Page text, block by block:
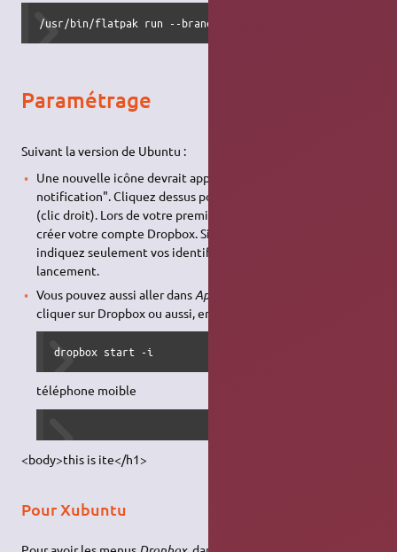
/usr/bin/flatpak run --branch=stable --arch=x86_64 --
Paramétrage
Suivant la version de Ubuntu :
Une nouvelle icône devrait apparaître dans votre "Zone de
notification". Cliquez dessus pour configurer votre dropbox
(clic droit). Lors de votre première installation, vous pourrez
créer votre compte Dropbox. Si vous avez déjà un compte,
indiquez seulement vos identifiants lors du premier
lancement.
Vous pouvez aussi aller dans Applications → Internet
cliquer sur Dropbox ou aussi, en utilisant la
dropbox start -i
téléphone moible
<body>this is ite</h1>
Pour Xubuntu